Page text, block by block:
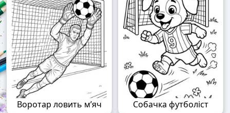
Воротар ловить м’яч Собачка футболіст